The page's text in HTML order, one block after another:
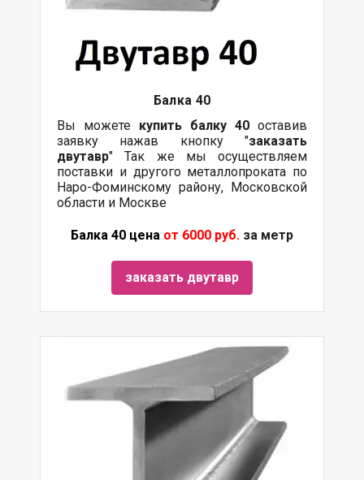
Балка 40
Вы можете купить балку 40 оставив
заявку нажав кнопку "заказать
двутавр" Так же мы осуществляем
поставки и другого металлопроката по
Наро-Фоминскому району, Московской
области и Москве
Балка 40 цена от 6000 руб. за метр
заказать двутавр